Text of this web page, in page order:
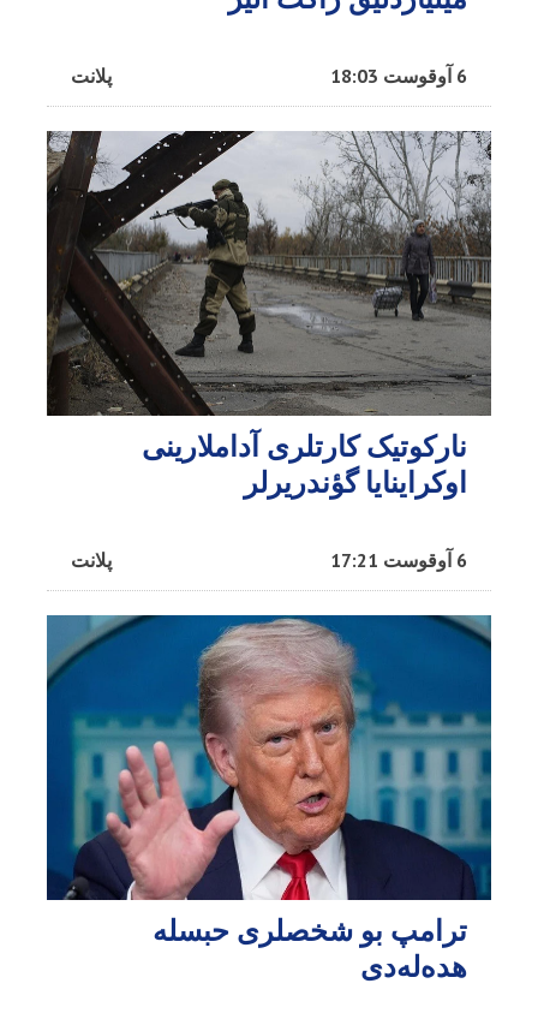
پلانت 6 آوقوست 18:03
نارکوتیک کارتلری آداملارینی
اوکراینایا گؤندریرلر
پلانت 6 آوقوست 17:21
ترامپ بو شخصلری حبسله
هده‌له‌دی